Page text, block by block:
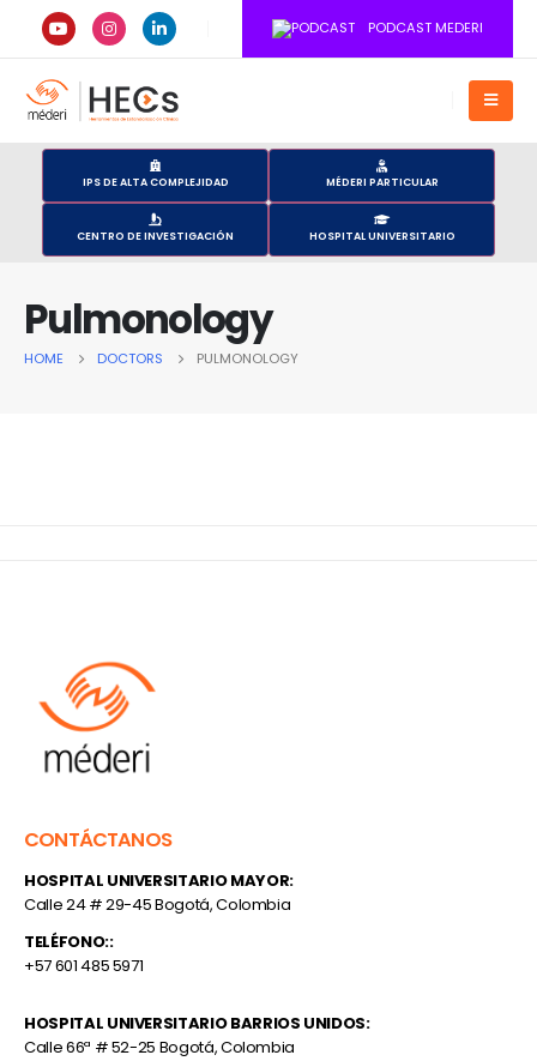
PODCAST MEDERI
IPS DE ALTA COMPLEJIDAD MÉDERI PARTICULAR
CENTRO DE INVESTIGACIÓN HOSPITAL UNIVERSITARIO
Pulmonology
HOME DOCTORS PULMONOLOGY
CONTÁCTANOS
HOSPITAL UNIVERSITARIO MAYOR:
Calle 24 # 29-45 Bogotá, Colombia
TELÉFONO::
+57 601 485 5971
HOSPITAL UNIVERSITARIO BARRIOS UNIDOS:
Calle 66ª # 52-25 Bogotá, Colombia